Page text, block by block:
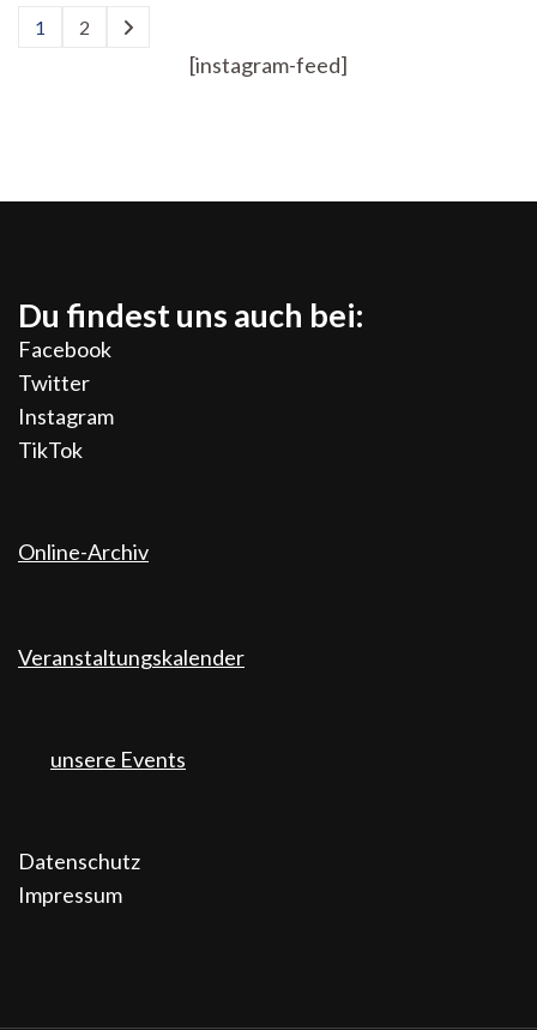
Seyda
Seitennummerierung
Seite
1
Seite
2
[instagram-feed]
Du findest uns auch bei:
Facebook
Twitter
Instagram
TikTok
Online-Archiv
Veranstaltungskalender
unsere Events
Datenschutz
Impressum